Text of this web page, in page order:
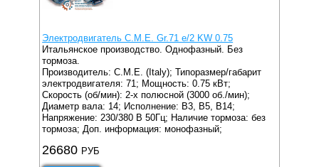
Электродвигатель C.M.E. Gr.71 e/2 KW 0.75
Итальянское производство. Однофазный. Без
тормоза.
Производитель: C.M.E. (Italy); Типоразмер/габарит
электродвигателя: 71; Мощность: 0.75 кВт;
Скорость (об/мин): 2-х полюсной (3000 об./мин);
Диаметр вала: 14; Исполнение: B3, B5, B14;
Напряжение: 230/380 В 50Гц; Наличие тормоза: без
тормоза; Доп. информация: монофазный;
26680 РУБ